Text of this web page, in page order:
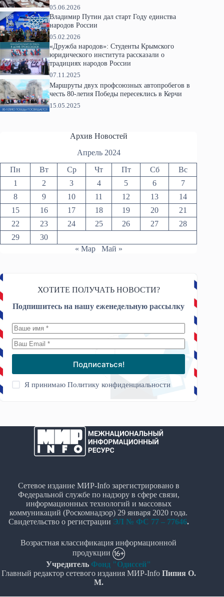
05.06.2026
Владимир Путин дал старт Году единства
народов России
05.02.2026
«Дружба народов»: Студенты Крымского
юридического института рассказали о
традициях народов России
07.11.2025
Маршруты двух профсоюзных автопробегов в
честь 80-летия Победы пересеклись в Керчи
15.05.2025
Архив Новостей
Апрель 2024
Пн Вт Ср Чт Пт Сб
Вс
1
2 3 4 5 6
7
8
9 10 11 12 13
14
15
16 17 18 19 20
21
22
23 24 25 26 27
28
29
30
« Мар
Май »
ХОТИТЕ ПОЛУЧАТЬ НОВОСТИ?
Подпишитесь на нашу еженедельную рассылку
Подписаться!
Я принимаюПолитику конфиденциальности
Сетевое издание МИР-Info зарегистрировано в
Федеральной службе по надзору в сфере связи,
информационных технологий и массовых
коммуникаций (Роскомнадзор) 29 января 2020 года.
Свидетельство о регистрации ЭЛ № ФС 77 – 77646.
Возрастная классификация информационной
продукции
Учредитель Фонд "Одиссей"
Главный редактор сетевого издания МИР-Info Пипия О.
М.